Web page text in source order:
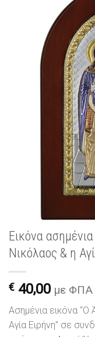
Εικόνα
Νικόλαος & η
€ 40,00 με ΦΠΑ
Ασημένια εικόνα “Ο
Αγία Ειρήνη” σε